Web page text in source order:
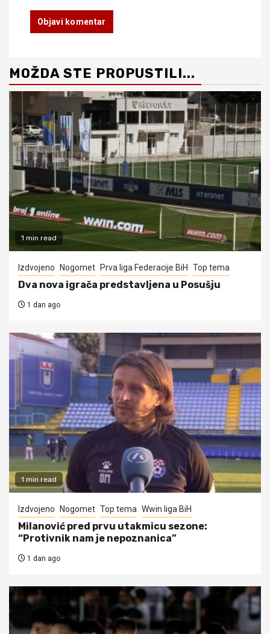
MOŽDA STE PROPUSTILI...
1 min read
Izdvojeno Nogomet Prva liga Federacije BiH Top tema
Dva nova igrača predstavljena u Posušju
1 dan ago
1 min read
Izdvojeno Nogomet Top tema Wwin liga BiH
Milanović pred prvu utakmicu sezone:
“Protivnik nam je nepoznanica”
1 dan ago